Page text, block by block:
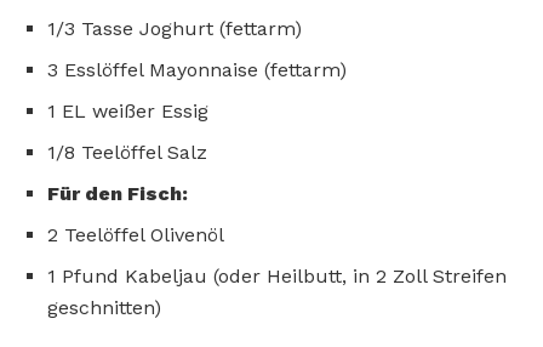
1/3 Tasse Joghurt (fettarm)
3 Esslöffel Mayonnaise (fettarm)
1 EL weißer Essig
1/8 Teelöffel Salz
Für den Fisch:
2 Teelöffel Olivenöl
1 Pfund Kabeljau (oder Heilbutt, in 2 Zoll Streifen
geschnitten)